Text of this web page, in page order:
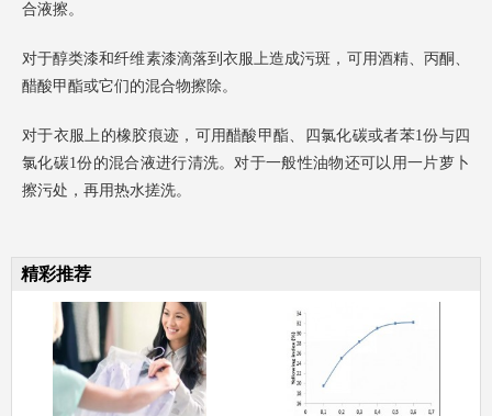
合液擦。
对于醇类漆和纤维素漆滴落到衣服上造成污斑，可用酒精、丙酮、
醋酸甲酯或它们的混合物擦除。
对于衣服上的橡胶痕迹，可用醋酸甲酯、四氯化碳或者苯1份与四
氯化碳1份的混合液进行清洗。对于一般性油物还可以用一片萝卜
擦污处，再用热水搓洗。
精彩推荐